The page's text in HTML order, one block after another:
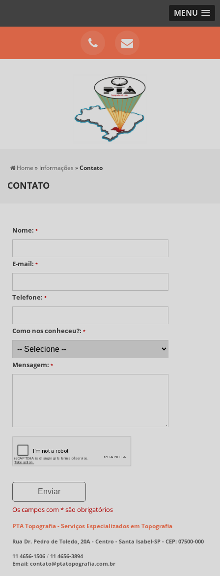
MENU
Home » Informações »Contato
CONTATO
Nome: *
E-mail: *
Telefone: *
Como nos conheceu?: *
Mensagem: *
Os campos com * são obrigatórios
PTA Topografia - Serviços Especializados em Topografia
Rua Dr. Pedro de Toledo, 20A - Centro - Santa Isabel-SP - CEP: 07500-000
11 4656-1506 / 11 4656-3894
Email: contato@ptatopografia.com.br